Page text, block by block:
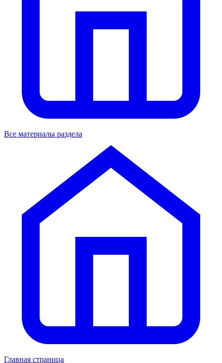
Все материалы раздела
Главная страница